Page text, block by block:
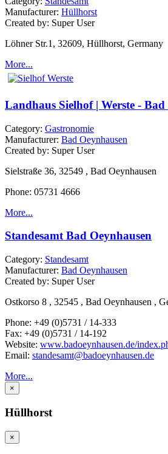
Manufacturer: Hüllhorst
Created by: Super User
Löhner Str.1, 32609, Hüllhorst, Germany
More...
Landhaus Sielhof | Werste - Bad
Category: Gastronomie
Manufacturer: Bad Oeynhausen
Created by: Super User
Sielstraße 36, 32549 , Bad Oeynhausen
Phone: 05731 4666
More...
Standesamt Bad Oeynhausen
Category: Standesamt
Manufacturer: Bad Oeynhausen
Created by: Super User
Ostkorso 8 , 32545 , Bad Oeynhausen ,
Phone: +49 (0)5731 / 14-333
Fax: +49 (0)5731 / 14-192
Website: www.badoeynhausen.de/
Email: standesamt@badoeynhausen.de
More...
×
Hüllhorst
×